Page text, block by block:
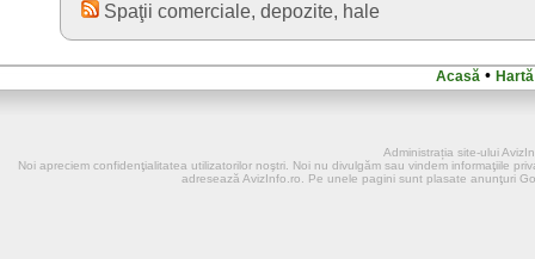
Spaţii comerciale, depozite, hale
Acasă •
Administrația site-ului
Noi apreciem confidenţialitatea utilizatorilor noştri. Noi nu divulgӑm sau vindem informaţiile
adresează AvizInfo.ro. Pe unele pagini sunt plasate anunţuri